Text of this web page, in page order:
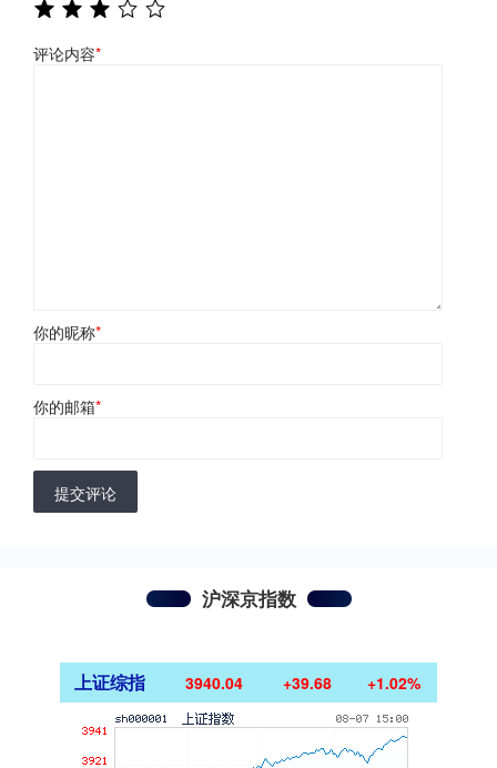
评论内容*
你的昵称*
你的邮箱*
提交评论
沪深京指数
上证综指 3940.04 +39.68 +1.02%